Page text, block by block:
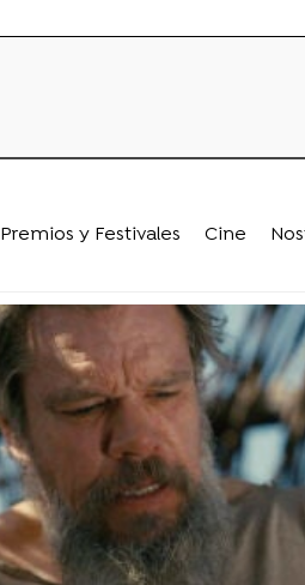
Premios y Festivales Cine